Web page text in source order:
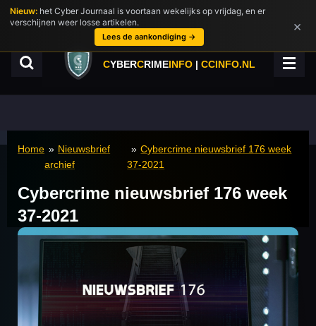
Ga
direct
hoofdinhoud
CYBERCRIMEINFO | CCINFO.NL
Home » Nieuwsbrief
archief
» Cybercrime nieuwsbrief 176 week
37-2021
Cybercrime nieuwsbrief 176 week
37-2021
Nieuw: het Cyber Journaal is voortaan wekelijks op vrijdag, en er
verschijnen weer losse artikelen.
Lees de aankondiging →
×